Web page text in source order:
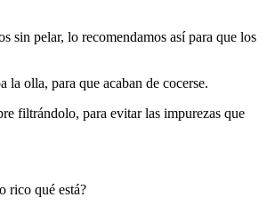
sin pelar, lo recomendamos así para que los
la olla, para que acaban de cocerse.
filtrándolo, para evitar las impurezas que
rico qué está?